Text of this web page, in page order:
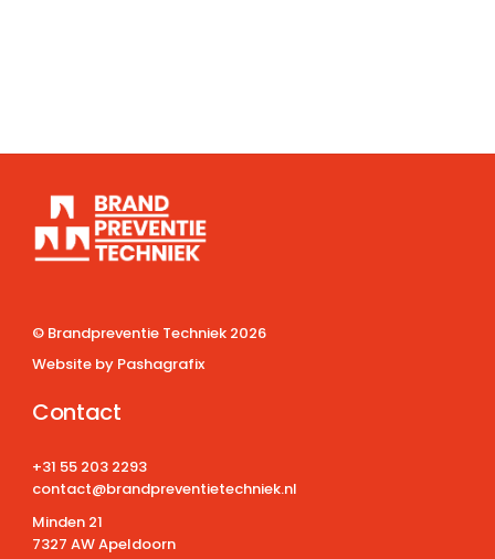
© Brandpreventie Techniek 2026
Website by Pashagrafix
Contact
+31 55 203 2293
contact@brandpreventietechniek.nl
Minden 21
7327 AW Apeldoorn